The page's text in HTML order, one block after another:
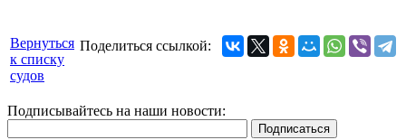
Поделиться ссылкой:
Вернуться
к списку
судов
Подписывайтесь на наши новости: